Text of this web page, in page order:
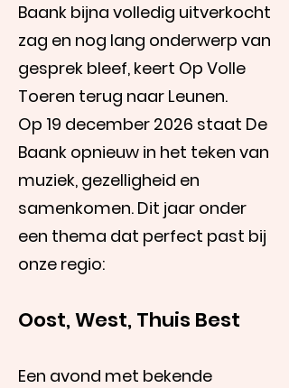
Baank bijna volledig uitverkocht
zag en nog lang onderwerp van
gesprek bleef, keert Op Volle
Toeren terug naar Leunen.
Op 19 december 2026 staat De
Baank opnieuw in het teken van
muziek, gezelligheid en
samenkomen. Dit jaar onder
een thema dat perfect past bij
onze regio:
Oost, West, Thuis Best
Een avond met bekende